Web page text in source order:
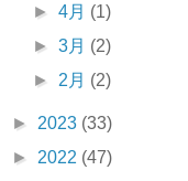
►4月 (1)
►3月 (2)
► 2月 (2)
► 2023 (33)
► 2022 (47)